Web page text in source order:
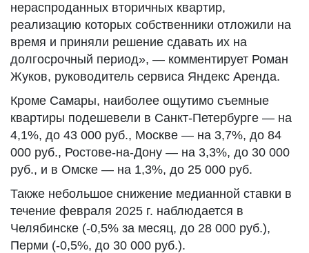
нераспроданных вторичных квартир,
реализацию которых собственники отложили на
время и приняли решение сдавать их на
долгосрочный период», — комментирует Роман
Жуков, руководитель сервиса Яндекс Аренда.
Кроме Самары, наиболее ощутимо съемные
квартиры подешевели в Санкт-Петербурге — на
4,1%, до 43 000 руб., Москве — на 3,7%, до 84
000 руб., Ростове-на-Дону — на 3,3%, до 30 000
руб., и в Омске — на 1,3%, до 25 000 руб.
Также небольшое снижение медианной ставки в
течение февраля 2025 г. наблюдается в
Челябинске (-0,5% за месяц, до 28 000 руб.),
Перми (-0,5%, до 30 000 руб.).